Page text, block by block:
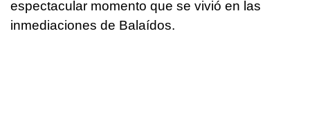
espectacular momento que se vivió en las
inmediaciones de Balaídos.